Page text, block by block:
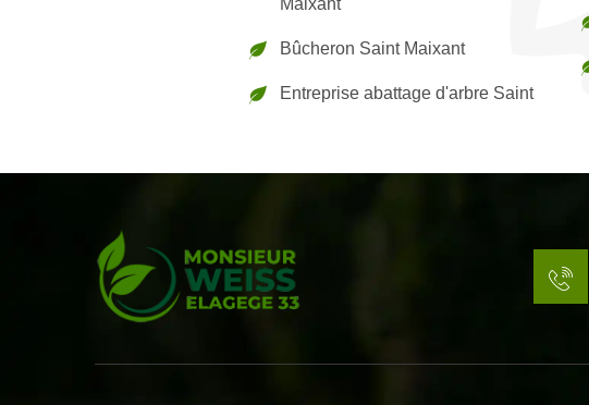
Maixant
Bûcheron Saint Maixant
Entreprise abattage d'arbre Saint